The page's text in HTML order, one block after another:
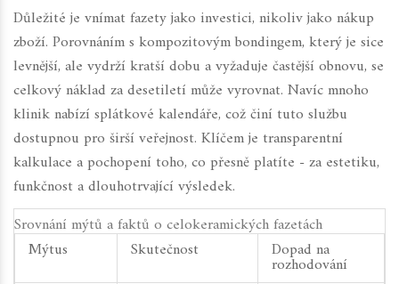
Důležité je vnímat fazety jako investici, nikoliv jako nákup
zboží. Porovnáním s kompozitovým bondingem, který je sice
levnější, ale vydrží kratší dobu a vyžaduje častější obnovu, se
celkový náklad za desetiletí může vyrovnat. Navíc mnoho
klinik nabízí splátkové kalendáře, což činí tuto službu
dostupnou pro širší veřejnost. Klíčem je transparentní
kalkulace a pochopení toho, co přesně platíte - za estetiku,
funkčnost a dlouhotrvající výsledek.
Srovnání mýtů a faktů o celokeramických fazetách
Mýtus
Skutečnost Dopad na
rozhodování